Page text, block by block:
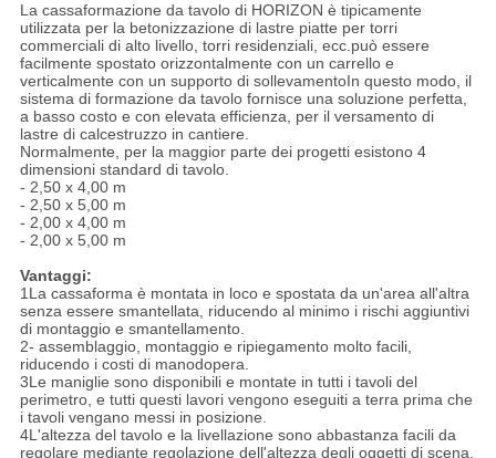
La cassaformazione da tavolo di HORIZON è tipicamente
utilizzata per la betonizzazione di lastre piatte per torri
commerciali di alto livello, torri residenziali, ecc.può essere
facilmente spostato orizzontalmente con un carrello e
verticalmente con un supporto di sollevamentoIn questo modo, il
sistema di formazione da tavolo fornisce una soluzione perfetta,
a basso costo e con elevata efficienza, per il versamento di
lastre di calcestruzzo in cantiere.
Normalmente, per la maggior parte dei progetti esistono 4
dimensioni standard di tavolo.
- 2,50 x 4,00 m
- 2,50 x 5,00 m
- 2,00 x 4,00 m
- 2,00 x 5,00 m
Vantaggi:
1La cassaforma è montata in loco e spostata da un'area all'altra
senza essere smantellata, riducendo al minimo i rischi aggiuntivi
di montaggio e smantellamento.
2- assemblaggio, montaggio e ripiegamento molto facili,
riducendo i costi di manodopera.
3Le maniglie sono disponibili e montate in tutti i tavoli del
perimetro, e tutti questi lavori vengono eseguiti a terra prima che
i tavoli vengano messi in posizione.
4L'altezza del tavolo e la livellazione sono abbastanza facili da
regolare mediante regolazione dell'altezza degli oggetti di scena.